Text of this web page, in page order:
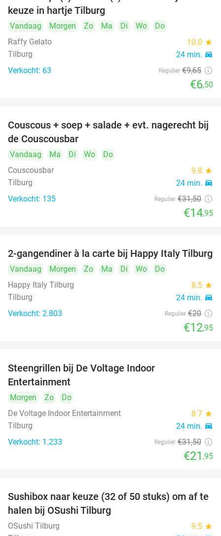
keuze in hartje Tilburg
Vandaag Morgen Zo Ma Di Wo
Do
Raffy Gelato
10.0 star
Tilburg 24 min. directions_car
Verkocht: 63 Regulier €9,65
€6,50
53%
Couscous + soep + salade + evt. nagerecht bij
de Couscousbar
Vandaag Ma Di Wo
Do
Couscousbar
9.8 star
Tilburg 24 min. directions_car
Verkocht: 135 Regulier €31,50
€14,95
35%
2-gangendiner à la carte bij Happy Italy Tilburg
Vandaag Morgen Zo Ma Di Wo
Do
Happy Italy Tilburg
8.5 star
Tilburg 24 min. directions_car
Verkocht: 2.803 Regulier €20
€12,95
Steengrillen bij De Voltage Indoor
Entertainment
Morgen Zo
Do
De Voltage Indoor Entertainment
8.7 star
Tilburg 24 min. directions_car
Verkocht: 1.233 Regulier €31,50
€21 ,95
30%
Sushibox naar keuze (32 of 50 stuks) om af te
halen bij OSushi Tilburg
OSushi Tilburg 9.5 star